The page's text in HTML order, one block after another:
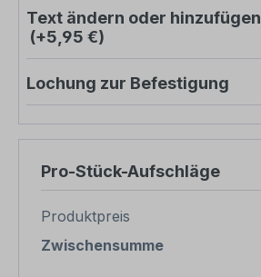
Text ändern oder hinzufügen
(+5,95 €)
Lochung zur Befestigung
Pro-Stück-Aufschläge
Produktpreis
Zwischensumme